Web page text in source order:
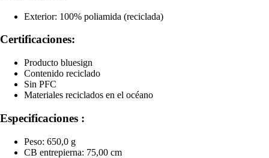
Exterior: 100% poliamida (reciclada)
Certificaciones:
Producto bluesign
Contenido reciclado
Sin PFC
Materiales reciclados en el océano
Especificaciones :
Peso: 650,0 g
CB entrepierna: 75,00 cm